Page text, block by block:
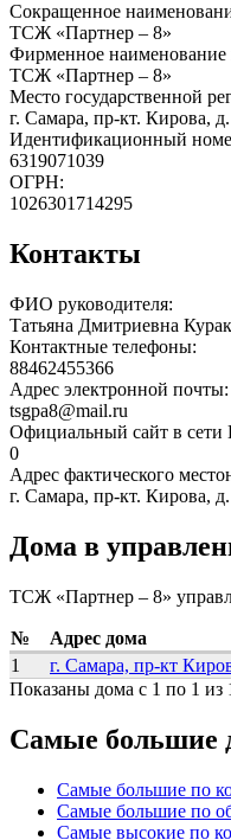
Сокращенное
ТСЖ «Партнер – 8»
Фирменное наименование
ТСЖ «Партнер – 8»
Место государственной
г. Самара, пр-кт. Кирова,
Идентификационный
6319071039
ОГРН:
1026301714295
Контакты
ФИО руководителя:
Татьяна Дмитриевна
Контактные телефоны:
88462455366
Адрес электронной почты:
tsgpa8@mail.ru
Официальный сайт в сети
0
Адрес фактического
г. Самара, пр-кт. Кирова,
Дома в
ТСЖ «Партнер – 8»
№
Адрес дома
1
г. Самара, пр-кт
Показаны дома с 1 по 1 из
Самые большие
Самые большие по
Самые большие по
Самые высокие по